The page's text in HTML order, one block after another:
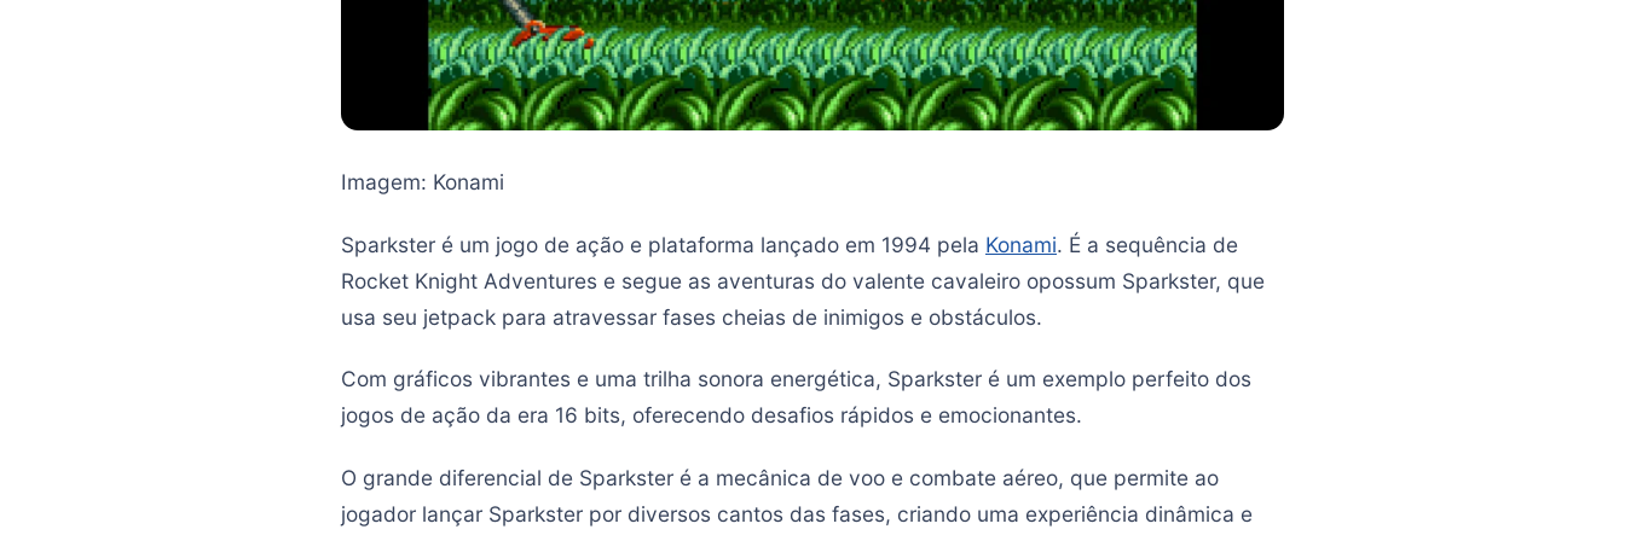
Imagem: Konami
Sparkster é um jogo de ação e plataforma lançado em 1994 pela Konami. É a sequência de
Rocket Knight Adventures e segue as aventuras do valente cavaleiro opossum Sparkster, que
usa seu jetpack para atravessar fases cheias de inimigos e obstáculos.
Com gráficos vibrantes e uma trilha sonora energética, Sparkster é um exemplo perfeito dos
jogos de ação da era 16 bits, oferecendo desafios rápidos e emocionantes.
O grande diferencial de Sparkster é a mecânica de voo e combate aéreo, que permite ao
jogador lançar Sparkster por diversos cantos das fases, criando uma experiência dinâmica e